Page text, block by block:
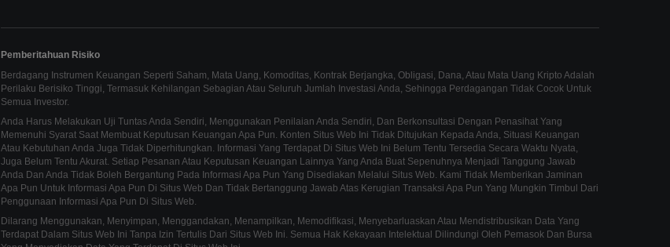
Pemberitahuan Risiko
Berdagang Instrumen Keuangan Seperti Saham, Mata Uang, Komoditas, Kontrak Berjangka, Obligasi, Dana, Atau Mata Uang Kripto Adalah
Perilaku Berisiko Tinggi, Termasuk Kehilangan Sebagian Atau Seluruh Jumlah Investasi Anda, Sehingga Perdagangan Tidak Cocok Untuk
Semua Investor.
Anda Harus Melakukan Uji Tuntas Anda Sendiri, Menggunakan Penilaian Anda Sendiri, Dan Berkonsultasi Dengan Penasihat Yang
Memenuhi Syarat Saat Membuat Keputusan Keuangan Apa Pun. Konten Situs Web Ini Tidak Ditujukan Kepada Anda, Situasi Keuangan
Atau Kebutuhan Anda Juga Tidak Diperhitungkan. Informasi Yang Terdapat Di Situs Web Ini Belum Tentu Tersedia Secara Waktu Nyata,
Juga Belum Tentu Akurat. Setiap Pesanan Atau Keputusan Keuangan Lainnya Yang Anda Buat Sepenuhnya Menjadi Tanggung Jawab
Anda Dan Anda Tidak Boleh Bergantung Pada Informasi Apa Pun Yang Disediakan Melalui Situs Web. Kami Tidak Memberikan Jaminan
Apa Pun Untuk Informasi Apa Pun Di Situs Web Dan Tidak Bertanggung Jawab Atas Kerugian Transaksi Apa Pun Yang Mungkin Timbul Dari
Penggunaan Informasi Apa Pun Di Situs Web.
Dilarang Menggunakan, Menyimpan, Menggandakan, Menampilkan, Memodifikasi, Menyebarluaskan Atau Mendistribusikan Data Yang
Terdapat Dalam Situs Web Ini Tanpa Izin Tertulis Dari Situs Web Ini. Semua Hak Kekayaan Intelektual Dilindungi Oleh Pemasok Dan Bursa